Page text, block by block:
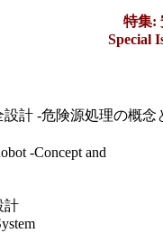
特集:
Special
計 -危険源処理の概念
-Concept and
計